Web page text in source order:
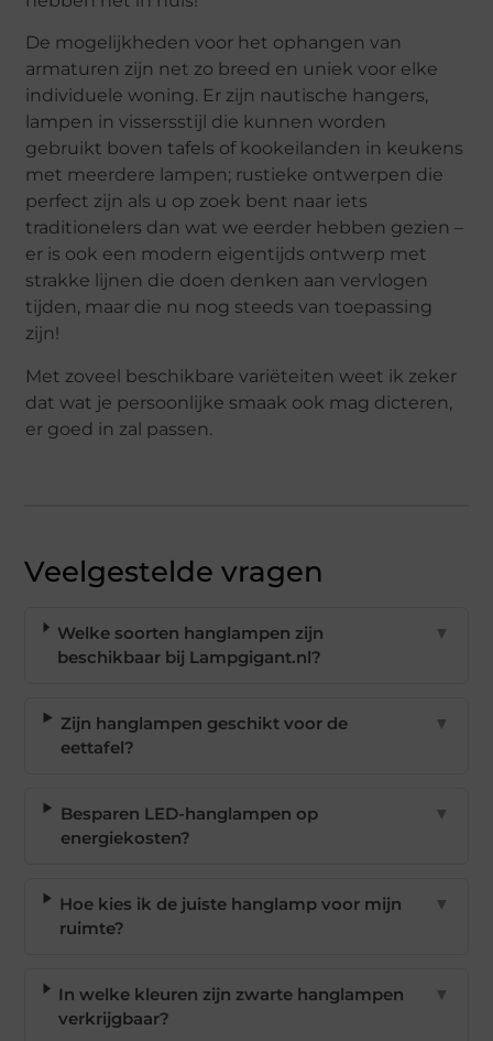
De mogelijkheden voor het ophangen van
armaturen zijn net zo breed en uniek voor elke
individuele woning. Er zijn nautische hangers,
lampen in vissersstijl die kunnen worden
gebruikt boven tafels of kookeilanden in keukens
met meerdere lampen; rustieke ontwerpen die
perfect zijn als u op zoek bent naar iets
traditionelers dan wat we eerder hebben gezien –
er is ook een modern eigentijds ontwerp met
strakke lijnen die doen denken aan vervlogen
tijden, maar die nu nog steeds van toepassing
zijn!
Met zoveel beschikbare variëteiten weet ik zeker
dat wat je persoonlijke smaak ook mag dicteren,
er goed in zal passen.
Veelgestelde vragen
Welke soorten hanglampen zijn
beschikbaar bij Lampgigant.nl?
▼
Zijn hanglampen geschikt voor de
eettafel?
▼
Besparen LED-hanglampen op
energiekosten?
▼
Hoe kies ik de juiste hanglamp voor mijn
ruimte?
▼
In welke kleuren zijn zwarte hanglampen
verkrijgbaar?
▼